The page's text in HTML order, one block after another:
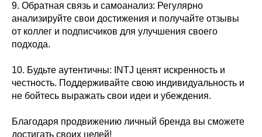
9. Обратная связь и самоанализ: Регулярно
анализируйте свои достижения и получайте отзывы
от коллег и подписчиков для улучшения своего
подхода.
10. Будьте аутентичны: INTJ ценят искренность и
честность. Поддерживайте свою индивидуальность и
не бойтесь выражать свои идеи и убеждения.
Благодаря продвижению личный бренда вы сможете
достигать своих целей!